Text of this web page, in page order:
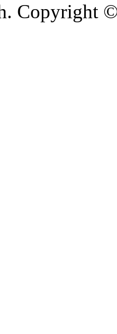
Copyright